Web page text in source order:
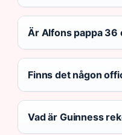
Är Alfons pappa 36
Finns det någon
Vad är Guinness